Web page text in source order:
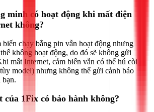
minh có hoạt động khi mất điện
không?
chạy bằng pin vẫn hoạt động nhưng
không hoạt động, do đó sẽ không gửi
mất Internet, cảm biến vẫn có thể hú còi
model) nhưng không thể gửi cảnh báo
bạn.
của 1Fix có bảo hành không?